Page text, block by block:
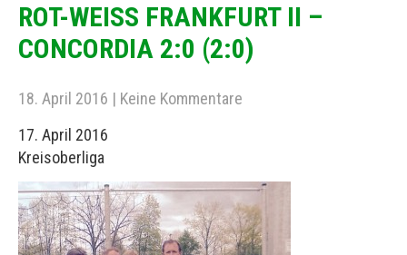
ROT-WEISS FRANKFURT II –
CONCORDIA 2:0 (2:0)
18. April 2016 | Keine Kommentare
17. April 2016
Kreisoberliga